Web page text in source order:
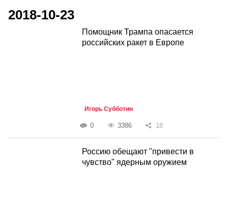
2018-10-23
Помощник Трампа опасается
российских ракет в Европе
Игорь Субботин
0 3386 18
Россию обещают "привести в
чувство" ядерным оружием